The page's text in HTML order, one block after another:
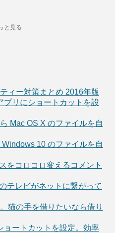
と見る
ィー対策まとめ 2016年版
プリにショートカットを設
Mac OS X のファイルを自
Windows 10 のファイルを自
をコロコロ変えるコメント
テレビがネットに繋がって
猫の手を借りたいなら借り
ョートカットを設定。効率